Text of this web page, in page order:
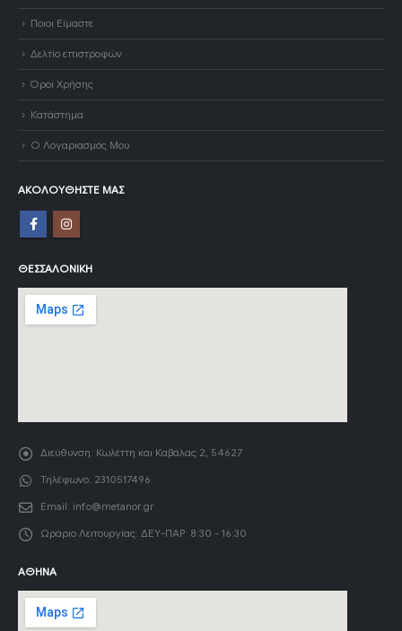
Ποιοι Είμαστε
Δελτίο επιστροφών
Όροι Χρήσης
Κατάστημα
Ο Λογαριασμός Μου
ΑΚΟΛΟΥΘΉΣΤΕ ΜΑΣ
ΘΕΣΣΑΛΟΝΊΚΗ
Διεύθυνση: Κωλέττη και Καβάλας 2, 54627
Τηλέφωνο: 2310517496
Email: info@metanor.gr
Ωράριο Λειτουργίας: ΔΕΥ-ΠΑΡ: 8:30 - 16:30
ΑΘΉΝΑ